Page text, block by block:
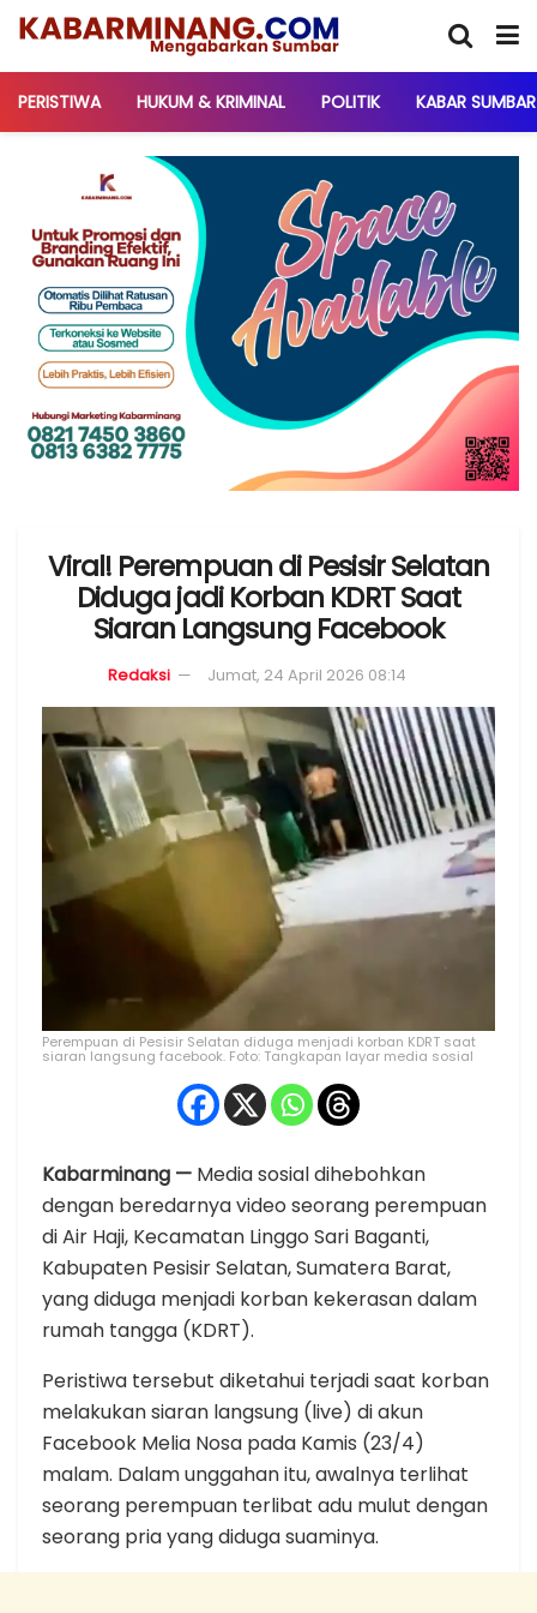
PERISTIWA HUKUM & KRIMINAL POLITIK KABAR SUMBAR
Viral! Perempuan di Pesisir Selatan
Diduga jadi Korban KDRT Saat
Siaran Langsung Facebook
Redaksi Jumat, 24 April 2026 08:14
Perempuan di Pesisir Selatan diduga menjadi korban KDRT saat
siaran langsung facebook. Foto: Tangkapan layar media sosial
Kabarminang — Media sosial dihebohkan
dengan beredarnya video seorang perempuan
di Air Haji, Kecamatan Linggo Sari Baganti,
Kabupaten Pesisir Selatan, Sumatera Barat,
yang diduga menjadi korban kekerasan dalam
rumah tangga (KDRT).
Peristiwa tersebut diketahui terjadi saat korban
melakukan siaran langsung (live) di akun
Facebook Melia Nosa pada Kamis (23/4)
malam. Dalam unggahan itu, awalnya terlihat
seorang perempuan terlibat adu mulut dengan
seorang pria yang diduga suaminya.